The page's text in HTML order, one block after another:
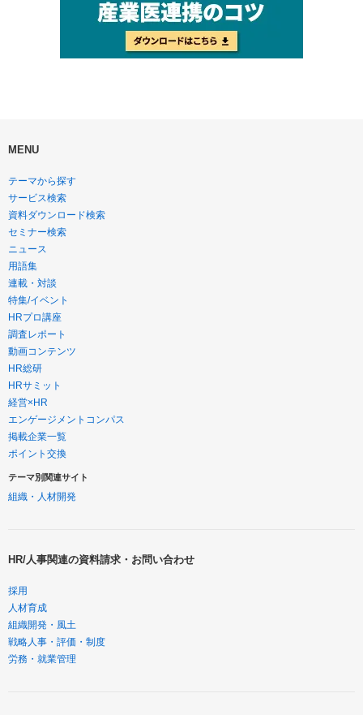
MENU
テーマから探す
サービス検索
資料ダウンロード検索
セミナー検索
ニュース
用語集
連載・対談
特集/イベント
HRプロ講座
調査レポート
動画コンテンツ
HR総研
HRサミット
経営×HR
エンゲージメントコンパス
掲載企業一覧
ポイント交換
テーマ別関連サイト
組織・人材開発
HR/人事関連の資料請求・お問い合わせ
採用
人材育成
組織開発・風土
戦略人事・評価・制度
労務・就業管理